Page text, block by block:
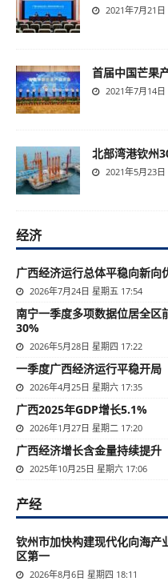
2021年7月21
首届中国芒果
2021年7月14
北部湾港钦州
2021年5月23
经济
广西经济运行总体平稳向新向
2026年7月24日 星期五 17:54
南宁一季度多项数据位居全区
30%
2026年5月28日 星期四 17:22
一季度广西经济运行平稳开局
2026年4月25日 星期六 17:35
广西2025年GDP增长5.1%
2026年1月27日 星期二 17:20
广西经济增长含金量持续提升
2025年10月25日 星期六 17:06
产经
钦州市加快构建现代化向海产
区第一
2026年8月6日 星期四 18:11